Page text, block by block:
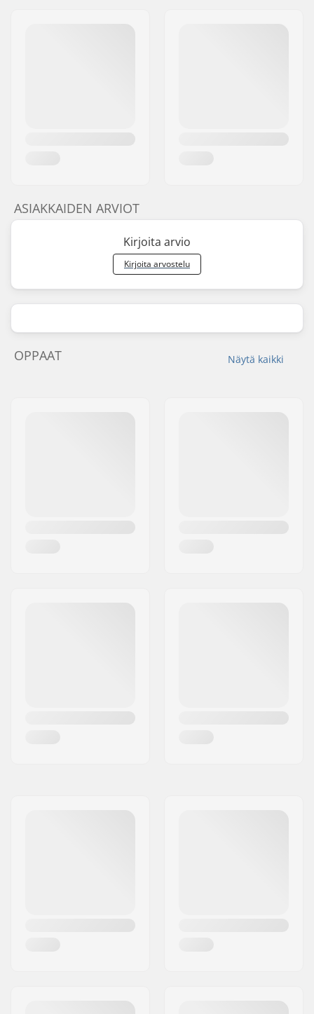
ASIAKKAIDEN ARVIOT
Kirjoita arvio
Kirjoita arvostelu
Näytä kaikki
OPPAAT